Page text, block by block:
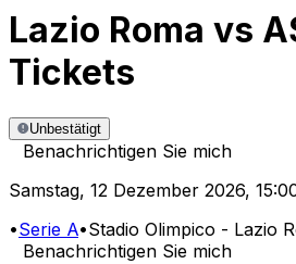
Lazio Roma vs
Tickets
Unbestätigt
Benachrichtigen Sie mich
Samstag, 12 Dezember 2026,
•Serie A•Stadio Olimpico - Lazio
Benachrichtigen Sie mich